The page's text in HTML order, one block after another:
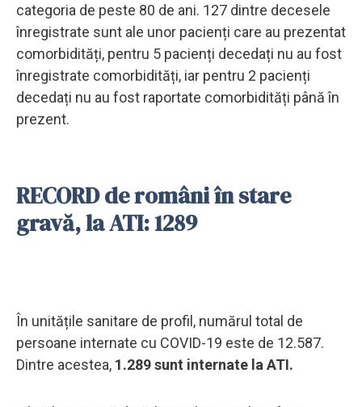
categoria de peste 80 de ani. 127 dintre decesele
înregistrate sunt ale unor pacienți care au prezentat
comorbidități, pentru 5 pacienți decedați nu au fost
înregistrate comorbidități, iar pentru 2 pacienți
decedați nu au fost raportate comorbidități până în
prezent.
RECORD de români în stare
gravă, la ATI: 1289
În unitățile sanitare de profil, numărul total de
persoane internate cu COVID-19 este de 12.587.
Dintre acestea, 1.289 sunt internate la ATI.